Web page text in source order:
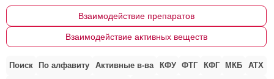
Взаимодействие препаратов
Взаимодействие активных веществ
Поиск По алфавиту Активные в-ва КФУ ФТГ КФГ МКБ АТХ